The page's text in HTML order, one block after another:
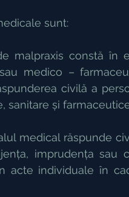
sunt:
malpraxis constă în
medico –
civilă a
sanitare și
medical răspunde
imprudența sau
acte individuale în